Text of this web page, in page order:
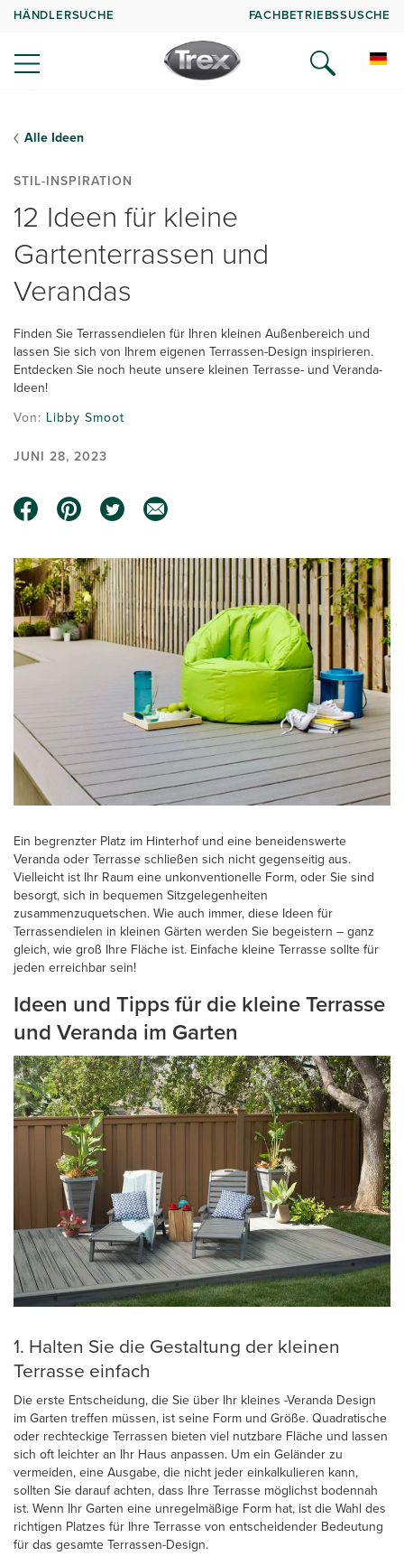
HÄNDLERSUCHE FACHBETRIEBSSUSCHE
Alle Ideen
STIL-INSPIRATION
12 Ideen für kleine
Gartenterrassen und
Verandas
Finden Sie Terrassendielen für Ihren kleinen Außenbereich und
lassen Sie sich von Ihrem eigenen Terrassen-Design inspirieren.
Entdecken Sie noch heute unsere kleinen Terrasse- und Veranda-
Ideen!
Von: Libby Smoot
JUNI 28, 2023
Ein begrenzter Platz im Hinterhof und eine beneidenswerte
Veranda oder Terrasse schließen sich nicht gegenseitig aus.
Vielleicht ist Ihr Raum eine unkonventionelle Form, oder Sie sind
besorgt, sich in bequemen Sitzgelegenheiten
zusammenzuquetschen. Wie auch immer, diese Ideen für
Terrassendielen in kleinen Gärten werden Sie begeistern – ganz
gleich, wie groß Ihre Fläche ist. Einfache kleine Terrasse sollte für
jeden erreichbar sein!
Ideen und Tipps für die kleine Terrasse
und Veranda im Garten
1. Halten Sie die Gestaltung der kleinen
Terrasse einfach
Die erste Entscheidung, die Sie über Ihr kleines -Veranda Design
im Garten treffen müssen, ist seine Form und Größe. Quadratische
oder rechteckige Terrassen bieten viel nutzbare Fläche und lassen
sich oft leichter an Ihr Haus anpassen. Um ein Geländer zu
vermeiden, eine Ausgabe, die nicht jeder einkalkulieren kann,
sollten Sie darauf achten, dass Ihre Terrasse möglichst bodennah
ist. Wenn Ihr Garten eine unregelmäßige Form hat, ist die Wahl des
richtigen Platzes für Ihre Terrasse von entscheidender Bedeutung
für das gesamte Terrassen-Design.